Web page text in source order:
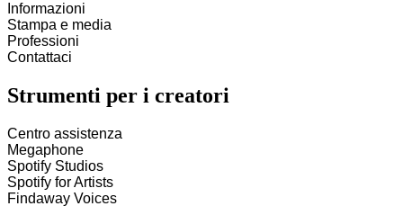
Informazioni
Stampa e media
Professioni
Contattaci
Strumenti per i creatori
Centro assistenza
Megaphone
Spotify Studios
Spotify for Artists
Findaway Voices